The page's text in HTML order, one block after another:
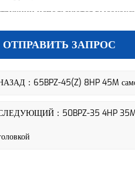
используются
гарантирует, что насос
работы в сложных
длительного периода.
проектировании
является
ОТПРАВИТЬ ЗАПРОС
：65BPZ-45(Z) 8HP 45M
：50BPZ-35 4HP 35M